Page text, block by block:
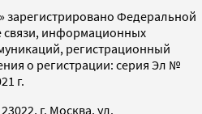
» зарегистрировано Федеральной
связи, информационных
регистрационный
о регистрации: серия Эл №
г.
г. Москва, ул.